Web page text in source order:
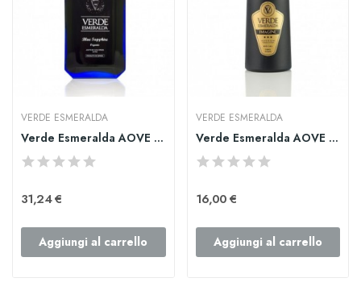
VERDE ESMERALDA
Verde Esmeralda AOVE Blue Sapphire
31,24 €
Aggiungi al carrello
VERDE ESMERALDA
Verde Esmeralda AOVE Imagine Royal 250ml
16,00 €
Aggiungi al carrello